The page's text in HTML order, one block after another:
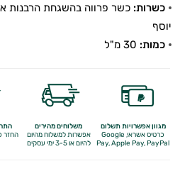
כשרות: כשר פרווה בהשגחת הרבנות
יוסף
כמות:
מגוון אפשרויות תשלום
כרטיס אשראי, Google
Pay,Apple Pay, PayPal
משלוחים מהירים
אפשרות למשלוח מהיום
להיום או 3-5 ימי עסקים
החזר